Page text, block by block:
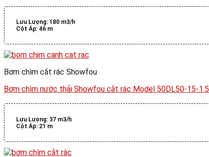
Lưu Lượng: 180 m3/h
Cột Áp:46 m
Bơm chìm cắt rác Showfou
Bơm chìm nước thải Showfou cắt rác Model 50DL50-15-1.5
Lưu Lượng: 37 m3/h
Cột Áp: 21 m